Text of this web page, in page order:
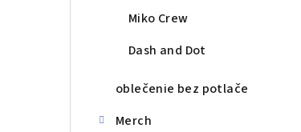
Miko Crew
Dash and Dot
oblečenie bez potlače
Merch